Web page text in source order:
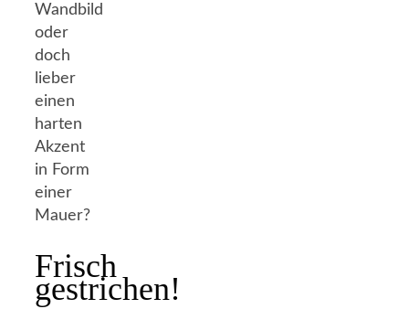
Wandbild
oder
doch
lieber
einen
harten
Akzent
in Form
einer
Mauer?
Frisch
gestrichen!